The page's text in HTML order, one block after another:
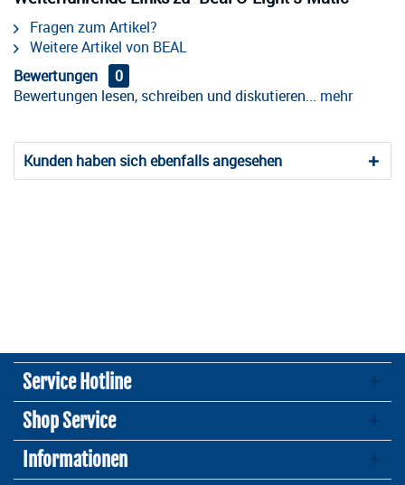
Fragen zum Artikel?
Weitere Artikel von BEAL
Bewertungen
0
Bewertungen lesen, schreiben und diskutieren... mehr
Kunden haben sich ebenfalls angesehen
Service Hotline
Shop Service
Informationen